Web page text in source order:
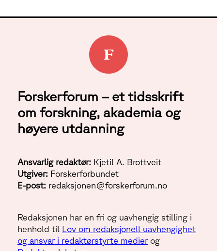
Forskerforum – et tidsskrift
om forskning, akademia og
høyere utdanning
Ansvarlig redaktør: Kjetil A. Brottveit
Utgiver: Forskerforbundet
E-post: redaksjonen@forskerforum.no
Redaksjonen har en fri og uavhengig stilling i
henhold til Lov om redaksjonell uavhengighet
og ansvar i redaktørstyrte medierog